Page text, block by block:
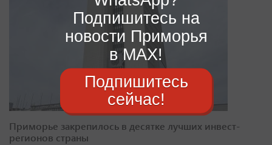
Приморье закрепилось в десятке лучших инвест-
регионов страны
Подпишитесь на
новости Приморья
в MAX!
Подпишитесь
сейчас!